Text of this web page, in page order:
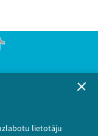
lietotāju